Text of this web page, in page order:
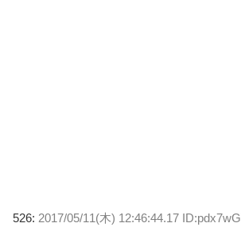
526: 2017/05/11(木) 12:46:44.17